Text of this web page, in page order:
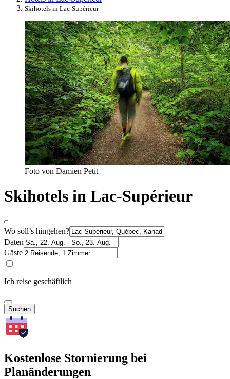
Skihotels in Lac-Supérieur
Foto von Damien Petit
Skihotels in Lac-Supérieur
Wo soll’s hingehen?
Daten
Gäste
Ich reise geschäftlich
Suchen
Kostenlose Stornierung bei
Planänderungen